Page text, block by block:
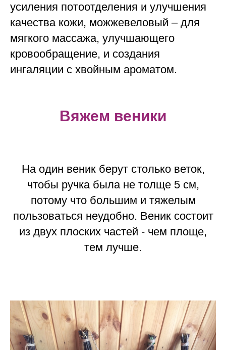
усиления потоотделения и улучшения
качества кожи, можжевеловый – для
мягкого массажа, улучшающего
кровообращение, и создания
ингаляции с хвойным ароматом.
Вяжем веники
На один веник берут столько веток,
чтобы ручка была не толще 5 см,
потому что большим и тяжелым
пользоваться неудобно. Веник состоит
из двух плоских частей - чем площе,
тем лучше.